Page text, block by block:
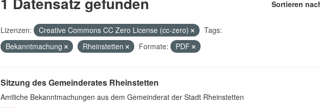
Sortieren
Lizenzen: Creative Commons CC Zero License (cc-zero)
Tags:
Bekanntmachung
Rheinstetten Formate: PDF
Sitzung des Gemeinderates Rheinstetten
Amtliche Bekanntmachungen aus dem Gemeinderat der Stadt Rheinstetten